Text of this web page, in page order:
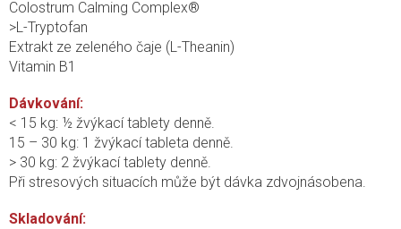
Colostrum Calming Complex®
>L-Tryptofan
Extrakt ze zeleného čaje (L-Theanin)
Vitamin B1
Dávkování:
< 15 kg: ½ žvýkací tablety denně.
15 – 30 kg: 1 žvýkací tableta denně.
> 30 kg: 2 žvýkací tablety denně.
Při stresových situacích může být dávka zdvojnásobena.
Skladování: